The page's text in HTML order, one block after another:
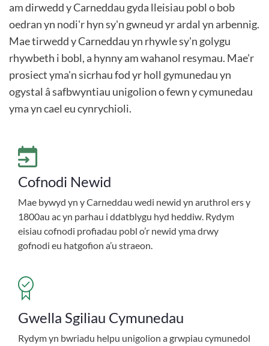
am dirwedd y Carneddau gyda lleisiau pobl o bob
oedran yn nodi'r hyn sy'n gwneud yr ardal yn arbennig.
Mae tirwedd y Carneddau yn rhywle sy'n golygu
rhywbeth i bobl, a hynny am wahanol resymau. Mae'r
prosiect yma'n sicrhau fod yr holl gymunedau yn
ogystal â safbwyntiau unigolion o fewn y cymunedau
yma yn cael eu cynrychioli.
Cofnodi Newid
Mae bywyd yn y Carneddau wedi newid yn aruthrol ers y
1800au ac yn parhau i ddatblygu hyd heddiw. Rydym
eisiau cofnodi profiadau pobl o’r newid yma drwy
gofnodi eu hatgofion a’u straeon.
Gwella Sgiliau Cymunedau
Rydym yn bwriadu helpu unigolion a grwpiau cymunedol